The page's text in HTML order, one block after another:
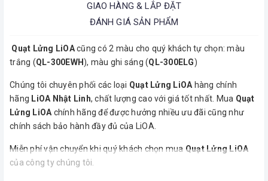
GIAO HÀNG & LẮP ĐẶT
ĐÁNH GIÁ SẢN PHẨM
Quạt Lửng LiOAcũng có 2 màu cho quý khách tự chọn: màu
trắng (QL-300EWH), màu ghi sáng (QL-300ELG)
Chúng tôi chuyên phối các loại Quạt Lửng LiOAhàng chính
hãng LiOA Nhật Linh, chất lượng cao với giá tốt nhất. Mua Quạt
Lửng LiOAchính hãng để được hưởng nhiều ưu đãi cũng như
chính sách bảo hành đầy đủ của LiOA.
Miễn phí vận chuyển khi quý khách chọn mua Quạt Lửng LiOA
của công ty chúng tôi.